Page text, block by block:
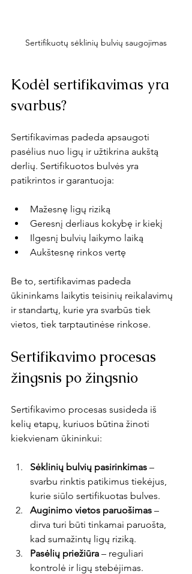
Sertifikuotų sėklinių bulvių saugojimas
Kodėl sertifikavimas yra
svarbus?
Sertifikavimas padeda apsaugoti
pasėlius nuo ligų ir užtikrina aukštą
derlių. Sertifikuotos bulvės yra
patikrintos ir garantuoja:
Mažesnę ligų riziką
Geresnį derliaus kokybę ir kiekį
Ilgesnį bulvių laikymo laiką
Aukštesnę rinkos vertę
Be to, sertifikavimas padeda
ūkininkams laikytis teisinių reikalavimų
ir standartų, kurie yra svarbūs tiek
vietos, tiek tarptautinėse rinkose.
Sertifikavimo procesas
žingsnis po žingsnio
Sertifikavimo procesas susideda iš
kelių etapų, kuriuos būtina žinoti
kiekvienam ūkininkui:
Sėklinių bulvių pasirinkimas –
svarbu rinktis patikimus tiekėjus,
kurie siūlo sertifikuotas bulves.
Auginimo vietos paruošimas –
dirva turi būti tinkamai paruošta,
kad sumažintų ligų riziką.
Pasėlių priežiūra – reguliari
kontrolė ir ligų stebėjimas.